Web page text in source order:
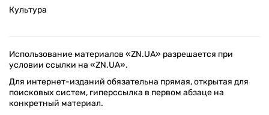
Культура
Использование материалов «ZN.UA» разрешается при
условии ссылки на «ZN.UA».
Для интернет-изданий обязательна прямая, открытая для
поисковых систем, гиперссылка в первом абзаце на
конкретный материал.